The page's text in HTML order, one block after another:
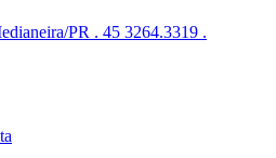
PR . 45 3264.3319 .